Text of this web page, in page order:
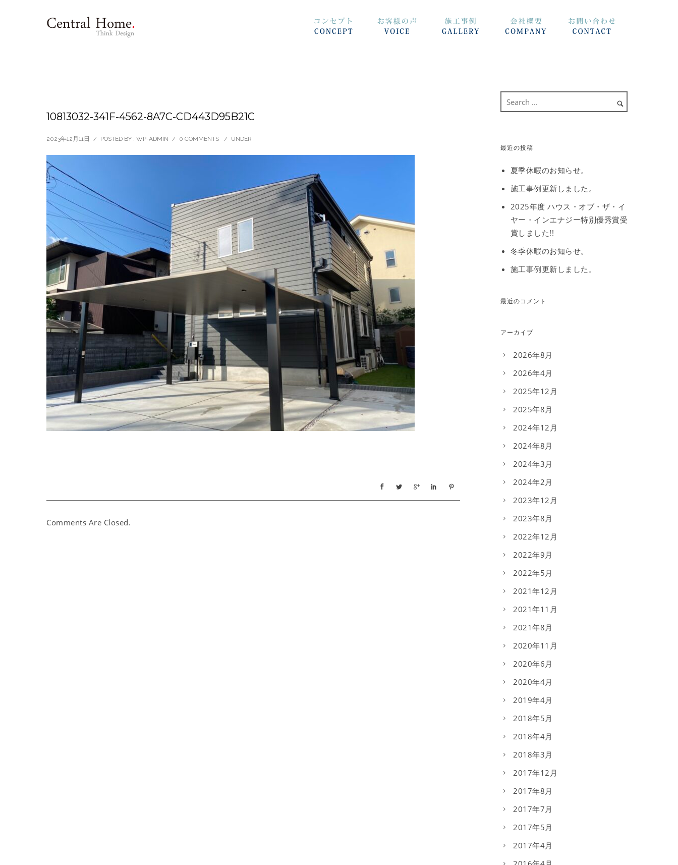
10813032-341F-4562-8A7C-CD443D95B21C
2023年12月11日 / POSTED BY : WP-ADMIN / 0 COMMENTS / UNDER :
Comments Are Closed.
最近の投稿
夏季休暇のお知らせ。
施工事例更新しました。
2025年度 ハウス・オブ・ザ・イ
ヤー・インエナジー特別優秀賞受
賞しました!!
冬季休暇のお知らせ。
施工事例更新しました。
最近のコメント
アーカイブ
2026年8月
2026年4月
2025年12月
2025年8月
2024年12月
2024年8月
2024年3月
2024年2月
2023年12月
2023年8月
2022年12月
2022年9月
2022年5月
2021年12月
2021年11月
2021年8月
2020年11月
2020年6月
2020年4月
2019年4月
2018年5月
2018年4月
2018年3月
2017年12月
2017年8月
2017年7月
2017年5月
2017年4月